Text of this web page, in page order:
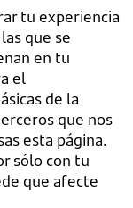
tu experiencia
que se
en tu
el
de la
que nos
esta página.
sólo con tu
que afecte